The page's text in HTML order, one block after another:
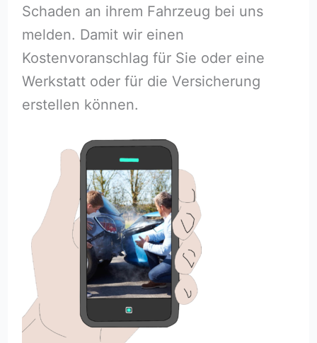
Schaden an ihrem Fahrzeug bei uns
melden. Damit wir einen
Kostenvoranschlag für Sie oder eine
Werkstatt oder für die Versicherung
erstellen können.